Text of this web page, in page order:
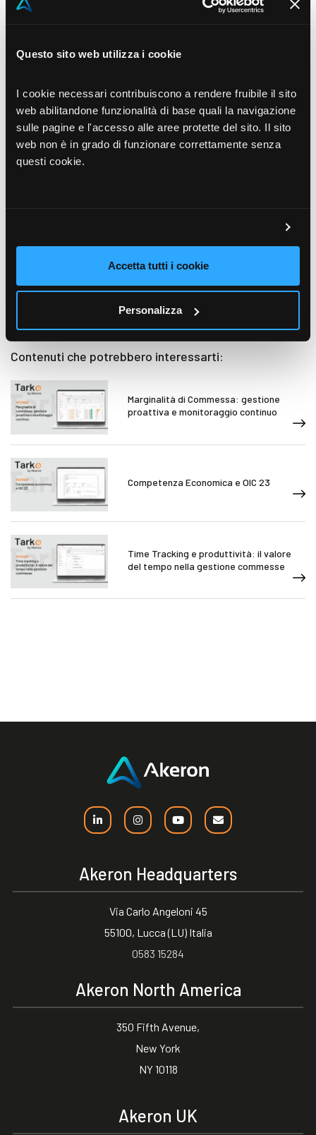
Questo sito web utilizza i cookie
I cookie necessari contribuiscono a rendere fruibile il sito
web abilitandone funzionalità di base quali la navigazione
sulle pagine e l'accesso alle aree protette del sito. Il sito
web non è in grado di funzionare correttamente senza
questi cookie.
Accetta tutti i cookie
Personalizza
Contenuti che potrebbero interessarti:
Marginalità di Commessa: gestione
proattiva e monitoraggio continuo
Competenza Economica e OIC 23
Time Tracking e produttività: il valore
del tempo nella gestione commesse
Akeron Headquarters
Via Carlo Angeloni 45
55100, Lucca (LU) Italia
0583 15284
Akeron North America
350 Fifth Avenue,
New York
NY 10118
Akeron UK